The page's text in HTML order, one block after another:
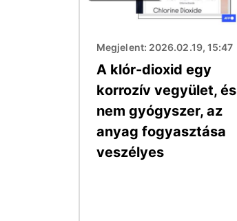
Megjelent: 2026.02.19, 15:47
A klór-dioxid egy
korrozív vegyület, és
nem gyógyszer, az
anyag fogyasztása
veszélyes